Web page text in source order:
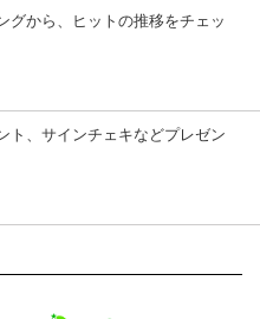
グから、ヒットの推移をチェッ
ト、サインチェキなどプレゼン